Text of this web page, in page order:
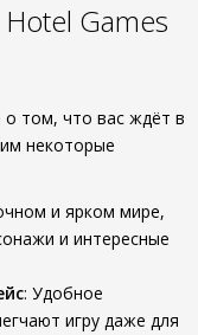
Games
том, что вас ждёт в
некоторые
и ярком мире,
и интересные
: Удобное
игру даже для